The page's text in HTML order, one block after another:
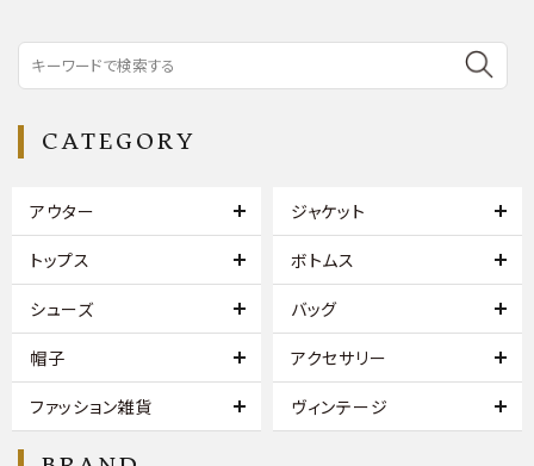
CATEGORY
アウター ジャケット
トップス ボトムス
シューズ バッグ
帽子 アクセサリー
ファッション雑貨 ヴィンテージ